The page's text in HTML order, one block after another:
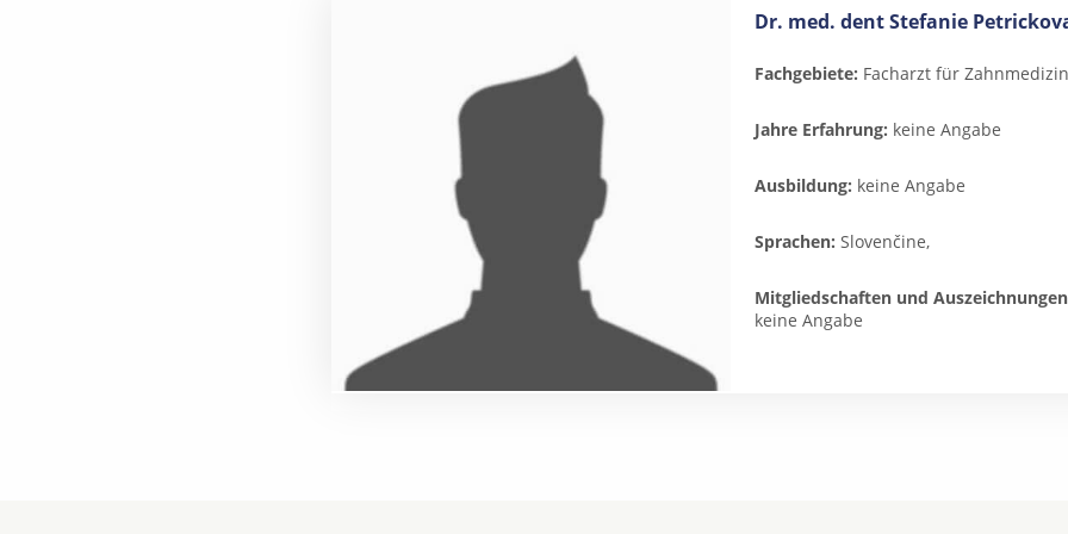
Dr. med. dent Stefanie
Fachgebiete: Facharzt für Zahnmedizin
Jahre Erfahrung: keine Angabe
Ausbildung: keine Angabe
Sprachen: Slovenčine,
Mitgliedschaften und
keine Angabe